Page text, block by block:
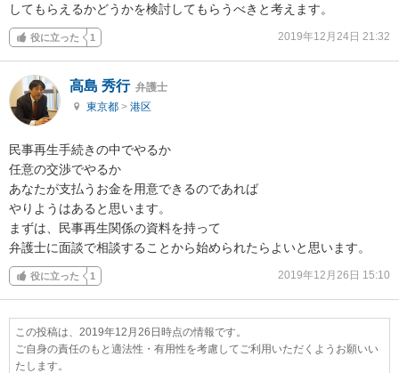
してもらえるかどうかを検討してもらうべきと考えます。
役に立った 1 2019年12月24日 21:32
高島 秀行 弁護士
東京都 > 港区
民事再生手続きの中でやるか
任意の交渉でやるか
あなたが支払うお金を用意できるのであれば
やりようはあると思います。
まずは、民事再生関係の資料を持って
弁護士に面談で相談することから始められたらよいと思います。
役に立った 1 2019年12月26日 15:10
この投稿は、2019年12月26日時点の情報です。
ご自身の責任のもと適法性・有用性を考慮してご利用いただくようお願いい
たします。